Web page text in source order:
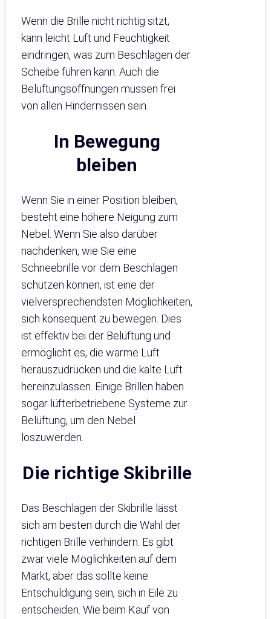
Wenn die Brille nicht richtig sitzt,
kann leicht Luft und Feuchtigkeit
eindringen, was zum Beschlagen der
Scheibe führen kann. Auch die
Belüftungsöffnungen müssen frei
von allen Hindernissen sein.
In Bewegung
bleiben
Wenn Sie in einer Position bleiben,
besteht eine höhere Neigung zum
Nebel. Wenn Sie also darüber
nachdenken, wie Sie eine
Schneebrille vor dem Beschlagen
schützen können, ist eine der
vielversprechendsten Möglichkeiten,
sich konsequent zu bewegen. Dies
ist effektiv bei der Belüftung und
ermöglicht es, die warme Luft
herauszudrücken und die kalte Luft
hereinzulassen. Einige Brillen haben
sogar lüfterbetriebene Systeme zur
Belüftung, um den Nebel
loszuwerden.
Die richtige Skibrille
Das Beschlagen der Skibrille lässt
sich am besten durch die Wahl der
richtigen Brille verhindern. Es gibt
zwar viele Möglichkeiten auf dem
Markt, aber das sollte keine
Entschuldigung sein, sich in Eile zu
entscheiden. Wie beim Kauf von